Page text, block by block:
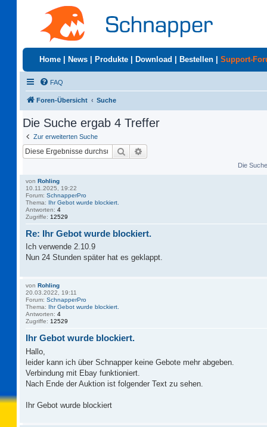
Home News Produkte Download Bestellen Support-
FAQ
Foren-Übersicht Suche
Die Suche ergab 4 Treffer
Zur erweiterten Suche
Suche
Die
von Rohling
10.11.2025, 19:22
Forum: SchnapperPro
Thema: Ihr Gebot wurde blockiert.
Antworten: 4
Zugriffe: 12529
Re: Ihr Gebot wurde blockiert.
Ich verwende 2.10.9
Nun 24 Stunden später hat es geklappt.
von Rohling
20.03.2022, 19:11
Forum: SchnapperPro
Thema: Ihr Gebot wurde blockiert.
Antworten: 4
Zugriffe: 12529
Ihr Gebot wurde blockiert.
Hallo,
leider kann ich über Schnapper keine Gebote mehr abgeben.
Verbindung mit Ebay funktioniert.
Nach Ende der Auktion ist folgender Text zu sehen.
Ihr Gebot wurde blockiert